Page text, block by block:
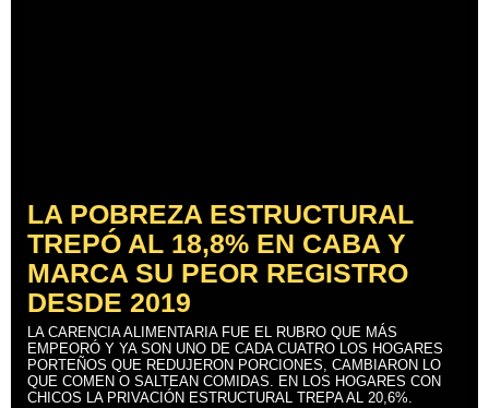
LA POBREZA ESTRUCTURAL
TREPÓ AL 18,8% EN CABA Y
MARCA SU PEOR REGISTRO
DESDE 2019
LA CARENCIA ALIMENTARIA FUE EL RUBRO QUE MÁS
EMPEORÓ Y YA SON UNO DE CADA CUATRO LOS HOGARES
PORTEÑOS QUE REDUJERON PORCIONES, CAMBIARON LO
QUE COMEN O SALTEAN COMIDAS. EN LOS HOGARES CON
CHICOS LA PRIVACIÓN ESTRUCTURAL TREPA AL 20,6%.